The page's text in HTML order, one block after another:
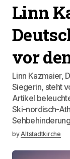
Linn
vor
Linn Kazmaier,
Siegerin, steht
Artikel
Ski-nordisch-
byAltstadtkirche